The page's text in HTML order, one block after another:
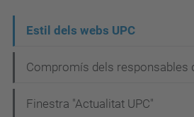
a
v
Estil dels webs UPC
Compromís dels responsables
Finestra "Actualitat UPC"